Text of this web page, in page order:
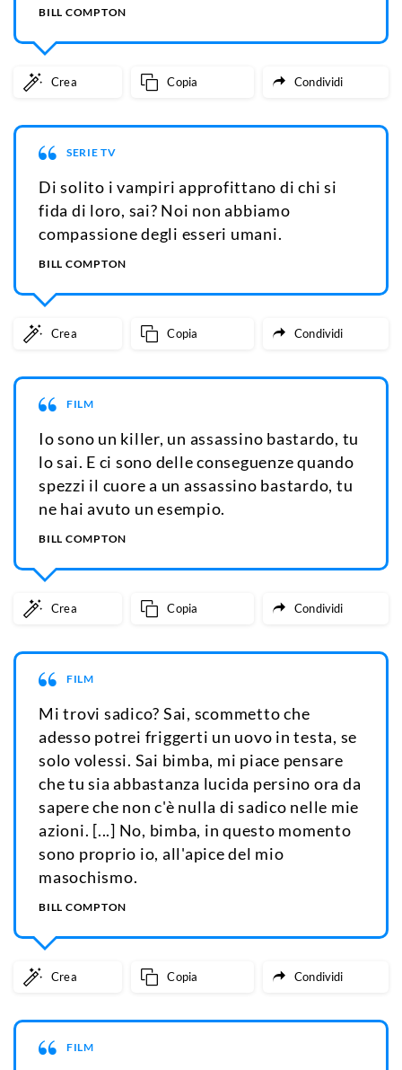
BILL COMPTON
Crea Copia Condividi
SERIE TV
Di solito i vampiri approfittano di chi si
fida di loro, sai? Noi non abbiamo
compassione degli esseri umani.
BILL COMPTON
Crea Copia Condividi
FILM
Io sono un killer, un assassino bastardo, tu
lo sai. E ci sono delle conseguenze quando
spezzi il cuore a un assassino bastardo, tu
ne hai avuto un esempio.
BILL COMPTON
Crea Copia Condividi
FILM
Mi trovi sadico? Sai, scommetto che
adesso potrei friggerti un uovo in testa, se
solo volessi. Sai bimba, mi piace pensare
che tu sia abbastanza lucida persino ora da
sapere che non c'è nulla di sadico nelle mie
azioni. [...] No, bimba, in questo momento
sono proprio io, all'apice del mio
masochismo.
BILL COMPTON
Crea Copia Condividi
FILM